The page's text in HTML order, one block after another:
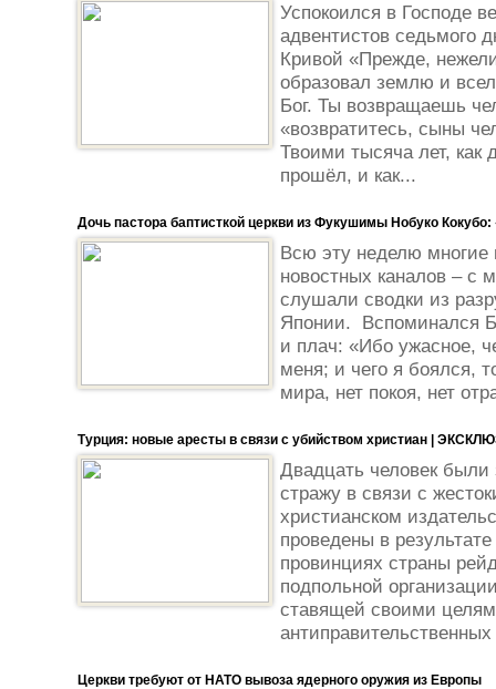
Успокоился в Господе
адвентистов седьмого
Кривой «Прежде,
образовал землю и
Бог. Ты возвращаешь
«возвратитесь, сыны
Твоими тысяча лет, как
прошёл, и как...
Дочь пастора баптисткой церкви из Фукушимы Нобуко
Всю эту неделю многие
новостных каналов – с
слушали сводки из
Японии. Вспоминался
и плач: «Ибо ужасное,
меня; и чего я боялся,
мира, нет покоя, нет
Турция: новые аресты в связи с убийством христиан |
Двадцать человек
стражу в связи с
христианском
проведены в
провинциях страны
подпольной
ставящей своими
Церкви требуют от НАТО вывоза ядерного оружия из Европы